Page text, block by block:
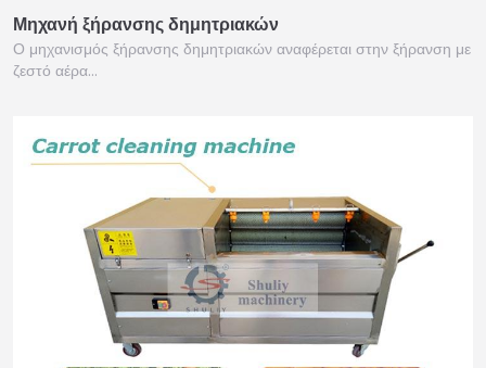
Μηχανή ξήρανσης δημητριακών
Ο μηχανισμός ξήρανσης δημητριακών αναφέρεται στην ξήρανση με
ζεστό αέρα…